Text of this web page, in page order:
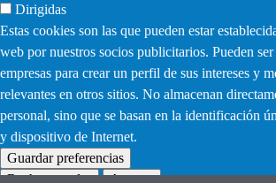
Dirigidas
Estas cookies son las que pueden estar
web por nuestros socios publicitarios. Pueden
empresas para crear un perfil de sus intereses y
relevantes en otros sitios. No almacenan
personal, sino que se basan en la identificación
y dispositivo de Internet.
Guardar preferencias
Rechazar todas
Aceptar Withdraw